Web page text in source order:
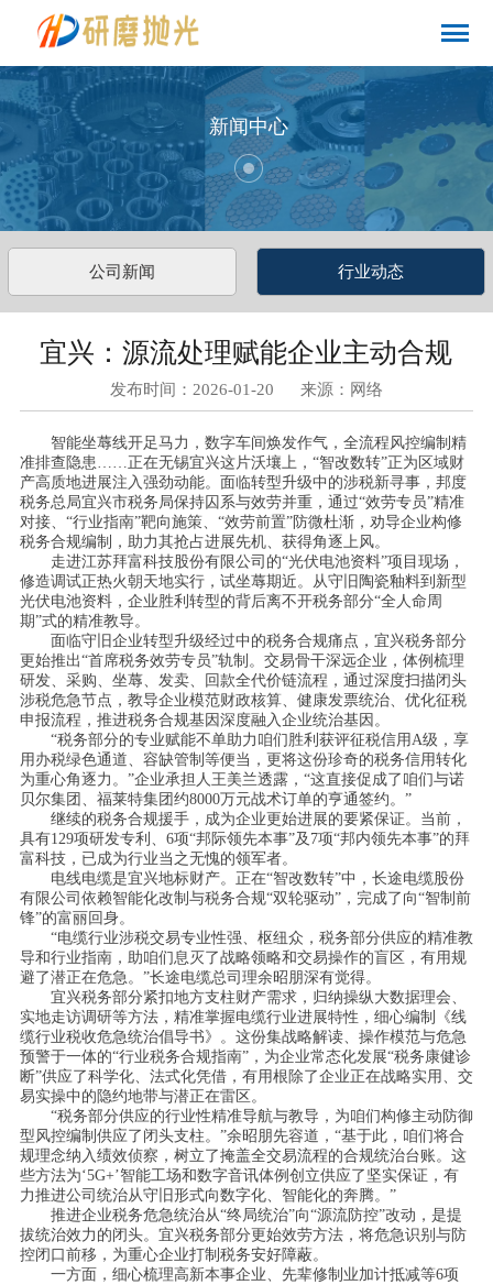
新闻中心
公司新闻 行业动态
宜兴：源流处理赋能企业主动合规
发布时间：2026-01-20 来源：网络
智能坐蓐线开足马力，数字车间焕发作气，全流程风控编制精
准排查隐患……正在无锡宜兴这片沃壤上，“智改数转”正为区域财
产高质地进展注入强劲动能。面临转型升级中的涉税新寻事，邦度
税务总局宜兴市税务局保持囚系与效劳并重，通过“效劳专员”精准
对接、“行业指南”靶向施策、“效劳前置”防微杜渐，劝导企业构修
税务合规编制，助力其抢占进展先机、获得角逐上风。
走进江苏拜富科技股份有限公司的“光伏电池资料”项目现场，
修造调试正热火朝天地实行，试坐蓐期近。从守旧陶瓷釉料到新型
光伏电池资料，企业胜利转型的背后离不开税务部分“全人命周
期”式的精准教导。
面临守旧企业转型升级经过中的税务合规痛点，宜兴税务部分
更始推出“首席税务效劳专员”轨制。交易骨干深远企业，体例梳理
研发、采购、坐蓐、发卖、回款全代价链流程，通过深度扫描闭头
涉税危急节点，教导企业模范财政核算、健康发票统治、优化征税
申报流程，推进税务合规基因深度融入企业统治基因。
“税务部分的专业赋能不单助力咱们胜利获评征税信用A级，享
用办税绿色通道、容缺管制等便当，更将这份珍奇的税务信用转化
为重心角逐力。”企业承担人王美兰透露，“这直接促成了咱们与诺
贝尔集团、福莱特集团约8000万元战术订单的亨通签约。”
继续的税务合规援手，成为企业更始进展的要紧保证。当前，
具有129项研发专利、6项“邦际领先本事”及7项“邦内领先本事”的拜
富科技，已成为行业当之无愧的领军者。
电线电缆是宜兴地标财产。正在“智改数转”中，长途电缆股份
有限公司依赖智能化改制与税务合规“双轮驱动”，完成了向“智制前
锋”的富丽回身。
“电缆行业涉税交易专业性强、枢纽众，税务部分供应的精准教
导和行业指南，助咱们息灭了战略领略和交易操作的盲区，有用规
避了潜正在危急。”长途电缆总司理余昭朋深有觉得。
宜兴税务部分紧扣地方支柱财产需求，归纳操纵大数据理会、
实地走访调研等方法，精准掌握电缆行业进展特性，细心编制《线
缆行业税收危急统治倡导书》。这份集战略解读、操作模范与危急
预警于一体的“行业税务合规指南”，为企业常态化发展“税务康健诊
断”供应了科学化、法式化凭借，有用根除了企业正在战略实用、交
易实操中的隐约地带与潜正在雷区。
“税务部分供应的行业性精准导航与教导，为咱们构修主动防御
型风控编制供应了闭头支柱。”余昭朋先容道，“基于此，咱们将合
规理念纳入绩效侦察，树立了掩盖全交易流程的合规统治台账。这
些方法为‘5G+’智能工场和数字音讯体例创立供应了坚实保证，有
力推进公司统治从守旧形式向数字化、智能化的奔腾。”
推进企业税务危急统治从“终局统治”向“源流防控”改动，是提
拔统治效力的闭头。宜兴税务部分更始效劳方法，将危急识别与防
控闭口前移，为重心企业打制税务安好障蔽。
一方面，细心梳理高新本事企业、先辈修制业加计抵减等6项